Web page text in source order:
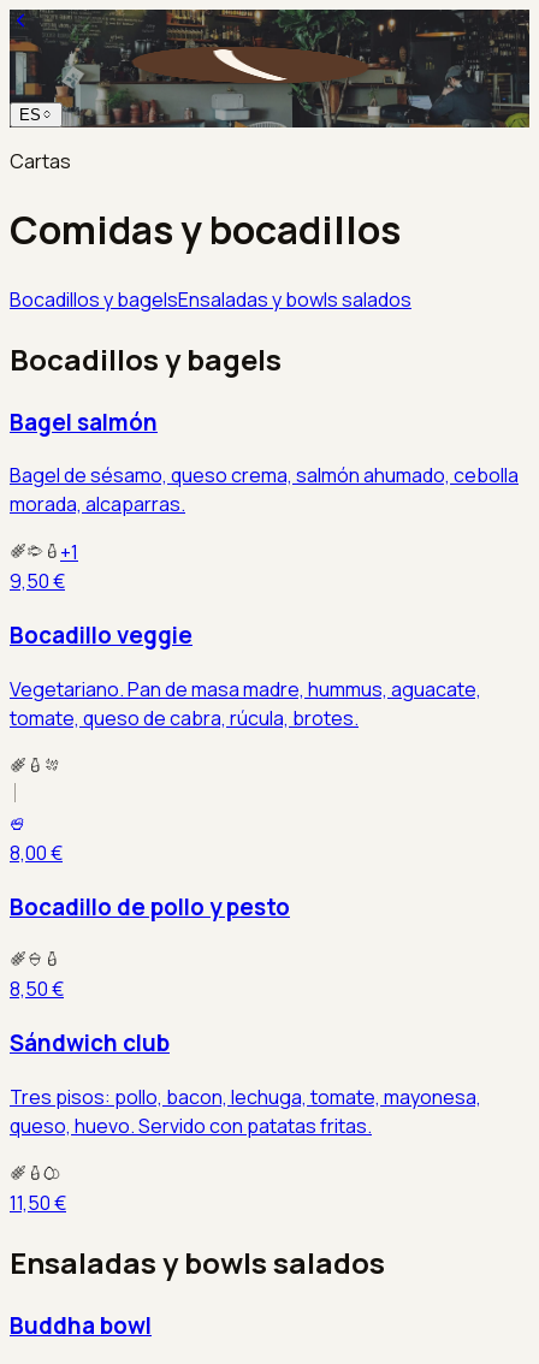
ES
Cartas
Comidas y bocadillos
Bocadillos y bagelsEnsaladas y bowls salados
Bocadillos y bagels
Bagel salmón
Bagel de sésamo, queso crema, salmón ahumado, cebolla
morada, alcaparras.
+1
9,50 €
Bocadillo veggie
Vegetariano. Pan de masa madre, hummus, aguacate,
tomate, queso de cabra, rúcula, brotes.
8,00 €
Bocadillo de pollo y pesto
8,50 €
Sándwich club
Tres pisos: pollo, bacon, lechuga, tomate, mayonesa,
queso, huevo. Servido con patatas fritas.
11,50 €
Ensaladas y bowls salados
Buddha bowl